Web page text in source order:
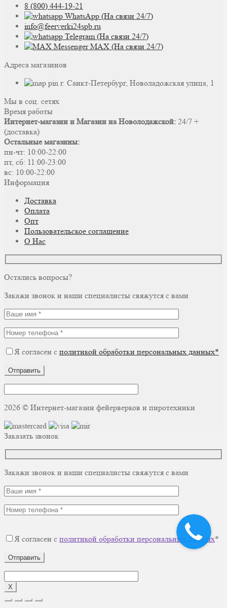
8 (800) 444-19-21
WhatsApp (На связи 24/7)
info@feerverki24spb.ru
Telegram (На связи 24/7)
MAX (На связи 24/7)
Адреса магазинов
г. Санкт-Петербург, Новоладожская улица, 1
Мы в соц. сетях
Время работы
Интернет-магазин и Магазин на Новолодажской: 24/7 +
(доставка)
Остальные магазины:
пн-чт: 10:00-22:00
пт, сб: 11:00-23:00
вс: 10:00-22:00
Информация
Доставка
Оплата
Опт
Пользовательское соглашение
О Нас
Остались вопросы?
Закажи звонок и наши специалисты свяжутся с вами
Я согласен с политикой обработки персональных данных*
Отправить
2026 © Интернет-магазин фейерверков и пиротехники
Заказать звонок
Закажи звонок и наши специалисты свяжутся с вами
Я согласен с политикой обработки персональных данных*
Отправить
X